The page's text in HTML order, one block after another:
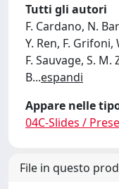
Tutti gli autori
F. Cardano, N.
Y. Ren, F.
F. Sauvage, S.
B...espandi
Appare nelle
04C-Slides /
File in questo